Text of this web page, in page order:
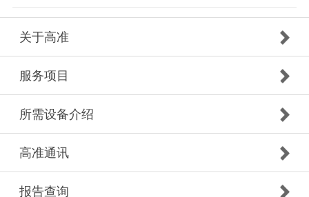
关于高准
服务项目
所需设备介绍
高准通讯
报告查询